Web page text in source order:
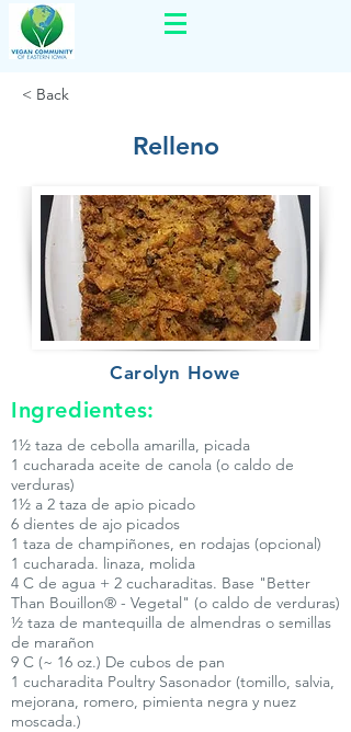
< Back
Relleno
Carolyn Howe
Ingredientes:
1½ taza de cebolla amarilla, picada
1 cucharada aceite de canola (o caldo de
verduras)
1½ a 2 taza de apio picado
6 dientes de ajo picados
1 taza de champiñones, en rodajas (opcional)
1 cucharada. linaza, molida
4 C de agua + 2 cucharaditas. Base "Better
Than Bouillon® - Vegetal" (o caldo de verduras)
½ taza de mantequilla de almendras o semillas
de marañon
9 C (~ 16 oz.) De cubos de pan
1 cucharadita Poultry Sasonador (tomillo, salvia,
mejorana, romero, pimienta negra y nuez
moscada.)